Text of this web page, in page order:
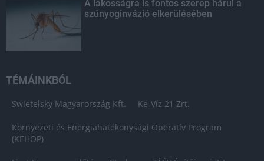
A lakosságra is fontos szerep hárul a
szúnyoginvázió elkerülésében
TÉMÁINKBÓL
Swietelsky Magyarország Kft. Ke-Víz 21 Zrt.
Környezeti és Energiahatékonysági Operatív Program
(KEHOP)